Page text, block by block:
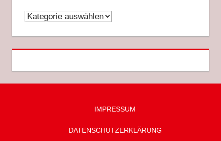
Kategorien
IMPRESSUM
DATENSCHUTZ­ERKLÄRUNG